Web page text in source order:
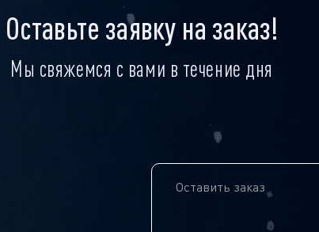
Оставьте заявку на заказ!
Мы свяжемся с вами в течение дня